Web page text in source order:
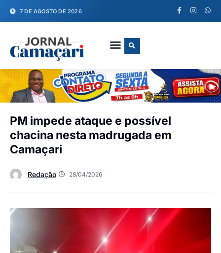
7 DE AGOSTO DE 2026
PM impede ataque e possível
chacina nesta madrugada em
Camaçari
Redação 28/04/2026